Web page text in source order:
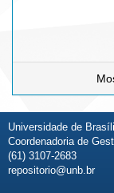
Universidade de
Coordenadoria de
(61) 3107-2683
repositorio@unb.br